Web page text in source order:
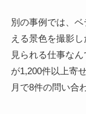
別の事例では、
える景色を撮影
見られる仕事な
が1,200件以上寄
月で8件の問い合